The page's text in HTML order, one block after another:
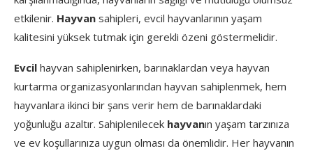
etkilenir. Hayvan sahipleri, evcil hayvanlarının yaşam
kalitesini yüksek tutmak için gerekli özeni göstermelidir.
Evcil hayvan sahiplenirken, barınaklardan veya hayvan
kurtarma organizasyonlarından hayvan sahiplenmek, hem
hayvanlara ikinci bir şans verir hem de barınaklardaki
yoğunluğu azaltır. Sahiplenilecek hayvanın yaşam tarzınıza
ve ev koşullarınıza uygun olması da önemlidir. Her hayvanın